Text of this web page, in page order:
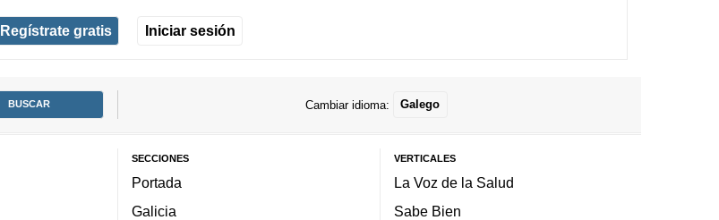
Regístrate gratis Iniciar sesión
Cambiar idioma: Galego
SECCIONES
Portada
Galicia
VERTICALES
La Voz de la Salud
Sabe Bien